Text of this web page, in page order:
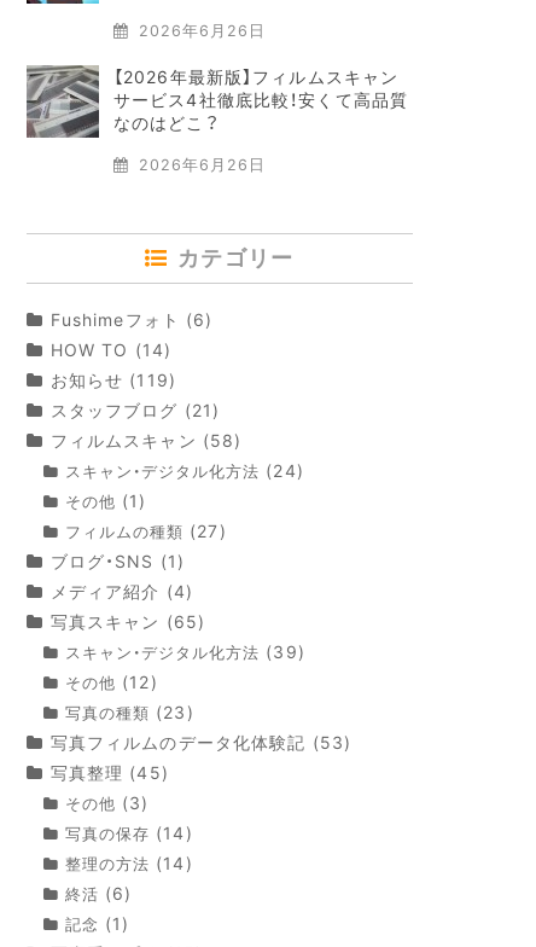
2026年6月26日
【2026年最新版】フィルムスキャン
サービス4社徹底比較！安くて高品質
なのはどこ？
2026年6月26日
カテゴリー
Fushimeフォト (6)
HOW TO (14)
お知らせ (119)
スタッフブログ (21)
フィルムスキャン (58)
スキャン・デジタル化方法 (24)
その他 (1)
フィルムの種類 (27)
ブログ・SNS (1)
メディア紹介 (4)
写真スキャン (65)
スキャン・デジタル化方法 (39)
その他 (12)
写真の種類 (23)
写真フィルムのデータ化体験記 (53)
写真整理 (45)
その他 (3)
写真の保存 (14)
整理の方法 (14)
終活 (6)
記念 (1)